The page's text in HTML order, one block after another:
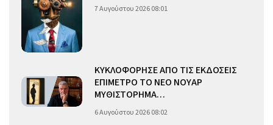
7 Αυγούστου 2026 08:01
ΚΥΚΛΟΦΟΡΗΣΕ ΑΠΟ ΤΙΣ ΕΚΔΟΣΕΙΣ
ΕΠΙΜΕΤΡΟ ΤΟ ΝΕΟ ΝΟΥΑΡ
ΜΥΘΙΣΤΟΡΗΜΑ…
6 Αυγούστου 2026 08:02